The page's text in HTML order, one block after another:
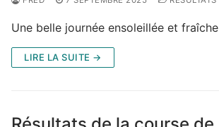
Une belle journée ensoleillée et
LIRE LA SUITE →